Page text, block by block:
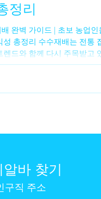
수심기
정리
완벽 가이드 | 초보 농업
성 총정리 수수재배는 전통
렌드와 함께 다시 주목받고
어 먹는 잡곡, 떡, 가루, 전통
용되며 저장성이 좋아 안정
이다. 파종 후 약 100~130일
건조한 기후에서 잘 자란다.
: 배수가 잘되는 사질양토 토
약하므
바 찾기
구직 주소